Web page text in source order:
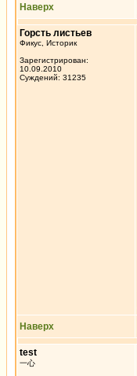
Наверх
Горсть листьев
Фикус, Историк
Зарегистрирован:
10.09.2010
Суждений: 31235
Наверх
test
一心